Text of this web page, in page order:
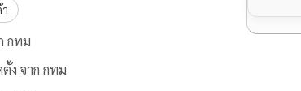
กทม
ง จาก กทม